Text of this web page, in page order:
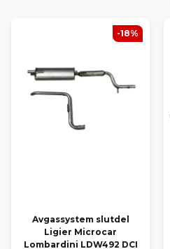
Avgassystem slutdel
Ligier Microcar
Lombardini LDW492 DCI
-18%